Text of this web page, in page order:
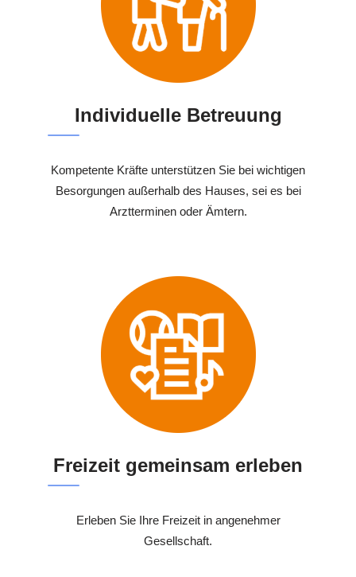
Individuelle Betreuung
Kompetente Kräfte unterstützen Sie bei wichtigen
Besorgungen außerhalb des Hauses, sei es bei
Arztterminen oder Ämtern.
Freizeit gemeinsam erleben
Erleben Sie Ihre Freizeit in angenehmer
Gesellschaft.